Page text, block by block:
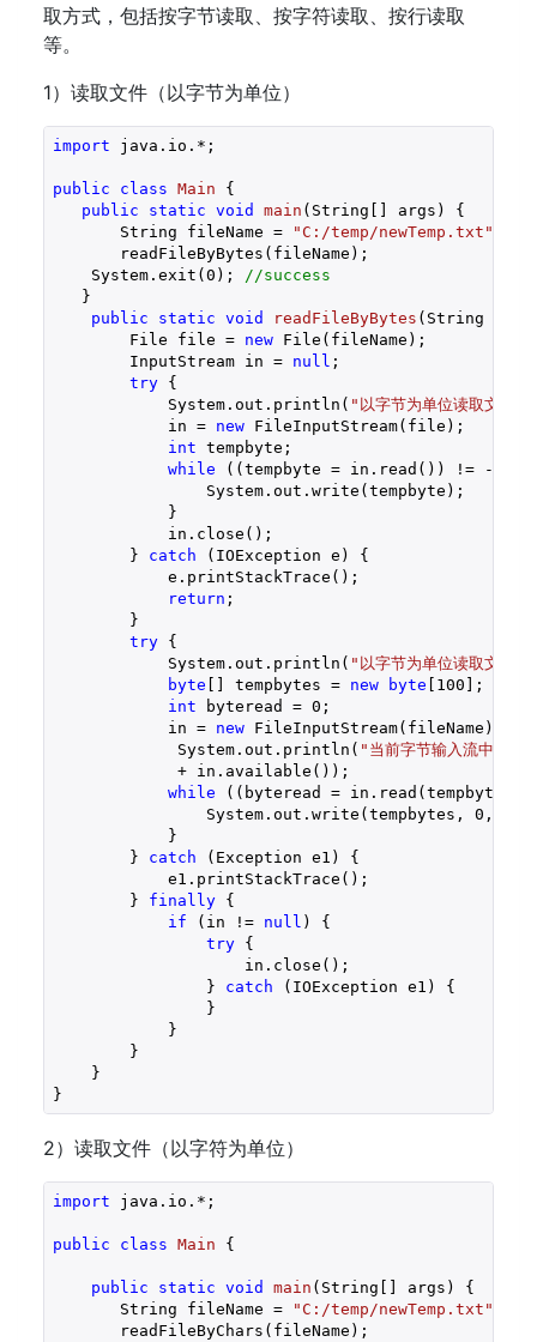
取方式，包括按字节读取、按字符读取、按行读取
等。
1）读取文件（以字节为单位）
import java.io.*;
public class Main
{
public
static void main (String[] args)
{
       String fileName =
"C:/temp/newTemp.txt"
       readFileByBytes(fileName);
    System.exit(
0 );
//success
   }
public
static void readFileByBytes (String
        File file =
new File(fileName);
        InputStream in =
null ;
try {
            System.out.println(
"以字节为单位读取文件
            in =
new FileInputStream(file);
int tempbyte;
while ((tempbyte = in.read()) != -
                System.out.write(tempbyte);
            }
            in.close();
        }
catch (IOException e) {
            e.printStackTrace();
return ;
        }
try {
            System.out.println(
"以字节为单位读取文件
byte [] tempbytes = new byte [ 100 ];
int byteread = 0 ;
            in =
new FileInputStream(fileName);
             System.out.println(
"当前字节输入流中的字
             + in.available());
while ((byteread =
                System.out.write(tempbytes,
0 ,
            }
        }
catch (Exception e1) {
            e1.printStackTrace();
        }
finally {
if (in != null ) {
try {
                    in.close();
                }
catch (IOException e1) {
                }
            }
        }
    }
2）读取文件（以字符为单位）
import java.io.*;
public class Main {
public static void main (String[] args)
{
       String fileName =
"C:/temp/newTemp.txt"
       readFileByChars(fileName);